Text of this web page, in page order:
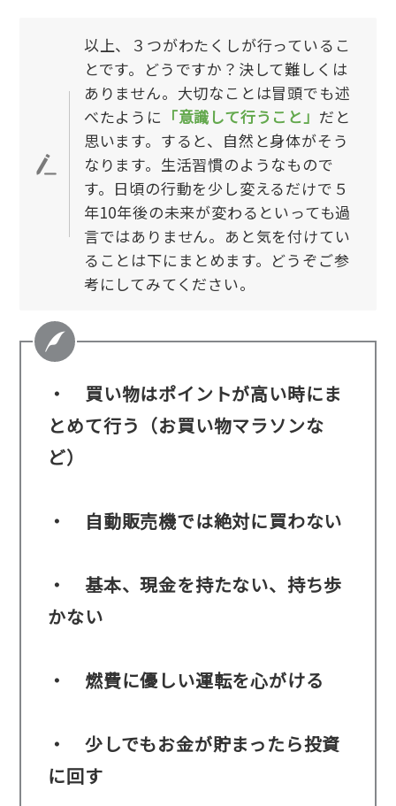
以上、３つがわたくしが行っているこ
とです。どうですか？決して難しくは
ありません。大切なことは冒頭でも述
べたように 「意識して行うこと」 だと
思います。すると、自然と身体がそう
なります。生活習慣のようなもので
す。日頃の行動を少し変えるだけで５
年10年後の未来が変わるといっても過
言ではありません。あと気を付けてい
ることは下にまとめます。どうぞご参
考にしてみてください。
・ 買い物はポイントが高い時にま
とめて行う（お買い物マラソンな
ど）
・ 自動販売機では絶対に買わない
・ 基本、現金を持たない、持ち歩
かない
・ 燃費に優しい運転を心がける
・ 少しでもお金が貯まったら投資
に回す